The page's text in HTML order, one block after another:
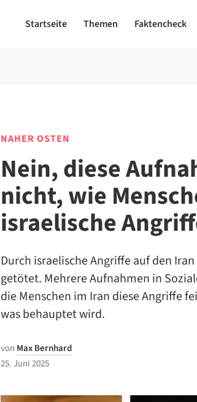
Startseite Themen Faktencheck
NAHER OSTEN
Nein, diese
nicht, wie
israelische
Durch israelische Angriffe auf den
getötet. Mehrere Aufnahmen in
die Menschen im Iran diese Angriffe
was behauptet wird.
von Max Bernhard
25. Juni 2025